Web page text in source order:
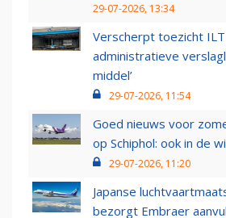
29-07-2026, 13:34
Verscherpt toezicht
administratieve
middel’
29-07-2026, 11:54
Goed nieuws voor
op Schiphol: ook in de
29-07-2026, 11:20
Japanse
bezorgt Embraer